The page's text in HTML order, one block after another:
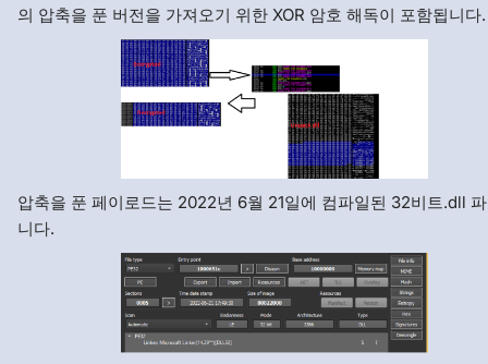
의 압축을 푼 버전을 가져오기 위한 XOR 암호 해독이 포함됩니다.
압축을 푼 페이로드는 2022년 6월 21일에 컴파일된 32비트.dll
니다.